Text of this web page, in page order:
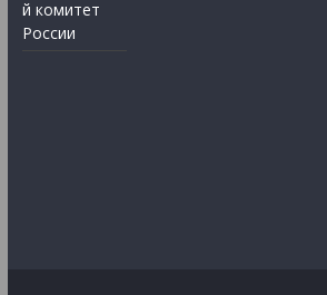
й комитет
России